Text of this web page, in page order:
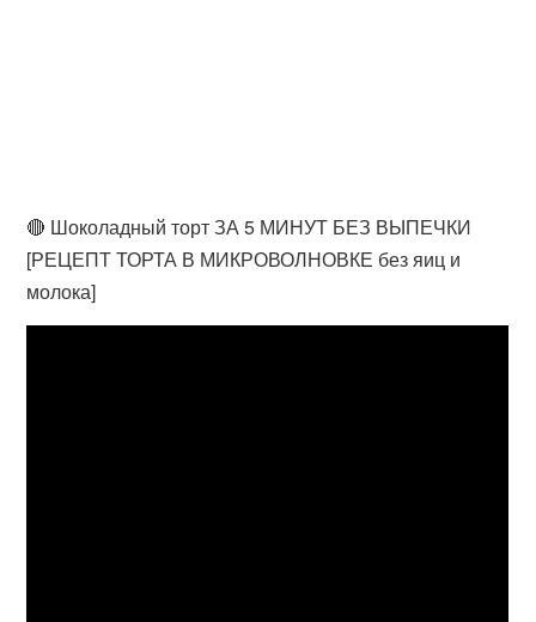
🔴 Шоколадный торт ЗА 5 МИНУТ БЕЗ ВЫПЕЧКИ
[РЕЦЕПТ ТОРТА В МИКРОВОЛНОВКЕ без яиц и
молока]